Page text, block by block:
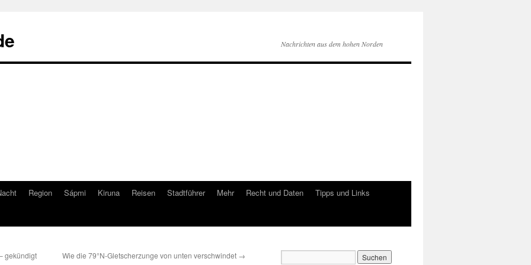
Nachrichten aus dem hohen Norden
Region Sápmi Kiruna Reisen Stadtführer Mehr Recht und Daten
Tipps und Links
gekündigt Wie die 79°N-Gletscherzunge von unten verschwindet →